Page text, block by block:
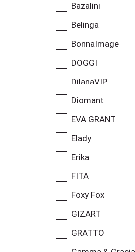
Bazalini
Belinga
BonnaImage
DOGGI
DilanaVIP
Diomant
EVA GRANT
Elady
Erika
FITA
Foxy Fox
GIZART
GRATTO